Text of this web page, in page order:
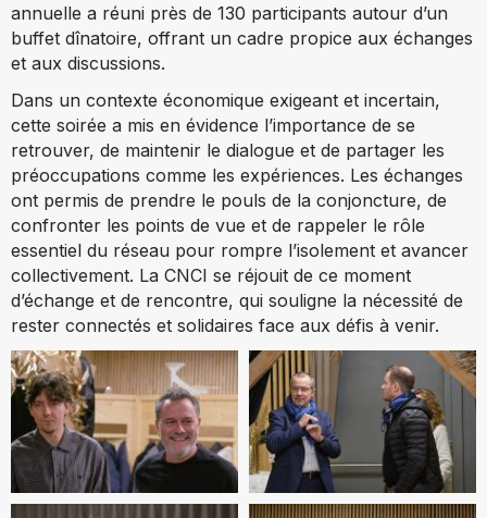
annuelle a réuni près de 130 participants autour d’un
buffet dînatoire, offrant un cadre propice aux échanges
et aux discussions.
Dans un contexte économique exigeant et incertain,
cette soirée a mis en évidence l’importance de se
retrouver, de maintenir le dialogue et de partager les
préoccupations comme les expériences. Les échanges
ont permis de prendre le pouls de la conjoncture, de
confronter les points de vue et de rappeler le rôle
essentiel du réseau pour rompre l’isolement et avancer
collectivement. La CNCI se réjouit de ce moment
d’échange et de rencontre, qui souligne la nécessité de
rester connectés et solidaires face aux défis à venir.